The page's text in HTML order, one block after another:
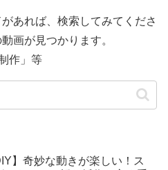
あれば、検索してみてくださ
動画が見つかります。
作」等
】奇妙な動きが楽しい！ス